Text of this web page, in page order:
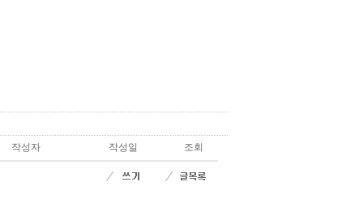
작성자 작성일 조회